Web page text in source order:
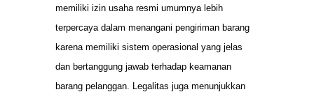
memiliki izin usaha resmi umumnya lebih
terpercaya dalam menangani pengiriman barang
karena memiliki sistem operasional yang jelas
dan bertanggung jawab terhadap keamanan
barang pelanggan. Legalitas juga menunjukkan